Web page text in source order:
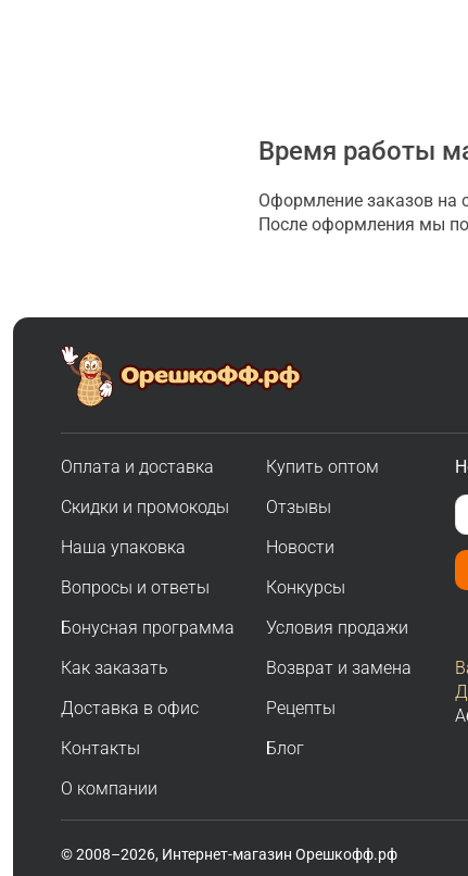
Время работы
Оформление заказов на
После оформления мы
Оплата и доставка
Скидки и промокоды
Наша упаковка
Вопросы и ответы
Бонусная программа
Как заказать
Доставка в офис
Контакты
О компании
Купить оптом
Отзывы
Новости
Конкурсы
Условия продажи
Возврат и замена
Рецепты
Блог
© 2008–2026, Интернет-магазин Орешкофф.рф